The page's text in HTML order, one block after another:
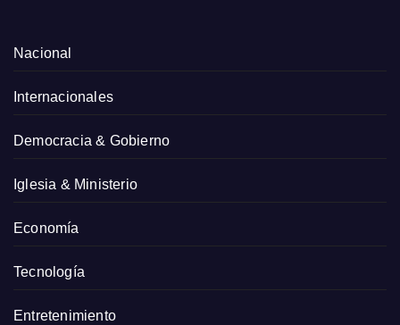
Nacional
Internacionales
Democracia & Gobierno
Iglesia & Ministerio
Economía
Tecnología
Entretenimiento